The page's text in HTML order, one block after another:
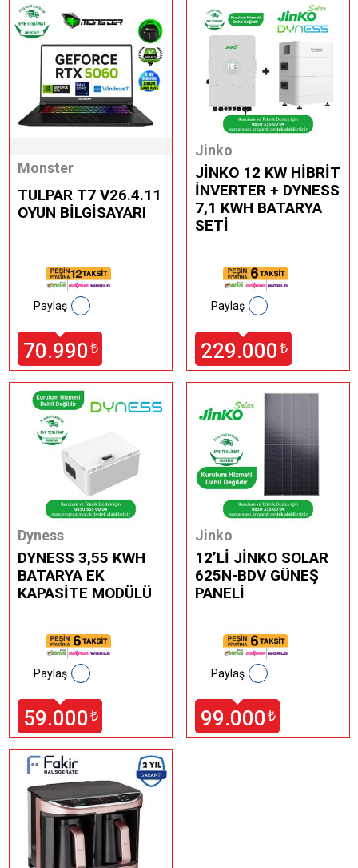
Monster
TULPAR T7 V26.4.11
OYUN BİLGİSAYARI
70.990 ₺
Paylaş
Jinko
JİNKO 12 KW HİBRİT
İNVERTER + DYNESS
7,1 KWH BATARYA
SETİ
229.000 ₺
Paylaş
Dyness
DYNESS 3,55 KWH
BATARYA EK
KAPASİTE MODÜLÜ
59.000 ₺
Paylaş
Jinko
12’Lİ JİNKO SOLAR
625N-BDV GÜNEŞ
PANELİ
99.000 ₺
Paylaş